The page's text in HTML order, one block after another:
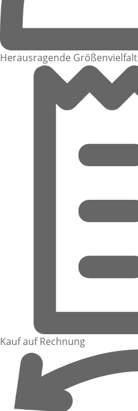
Herausragende Größenvielfalt
Kauf auf Rechnung